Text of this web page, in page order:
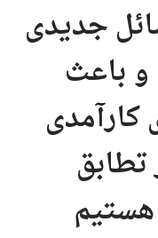
جدیدی
و باعث
هستیم